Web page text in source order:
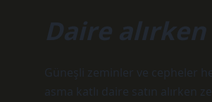
Daire
Güneşli zeminler ve cepheler
asma katlı daire satın alırken